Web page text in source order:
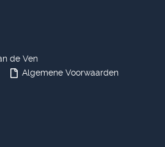
de Ven
Algemene Voorwaarden